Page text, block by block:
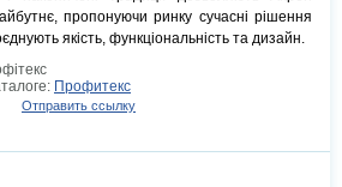
пропонуючи ринку сучасні рішення
якість, функціональність та дизайн.
Профитекс
Отправить ссылку